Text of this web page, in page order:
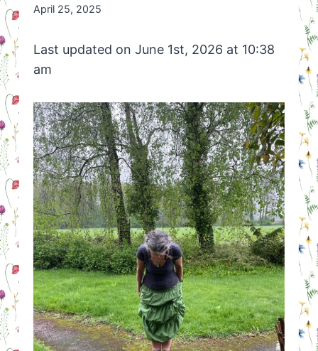
By
April 25, 2025
Last updated on June 1st, 2026 at 10:38
am